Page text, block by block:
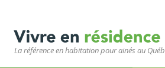
La référence en habitation pour ainés au